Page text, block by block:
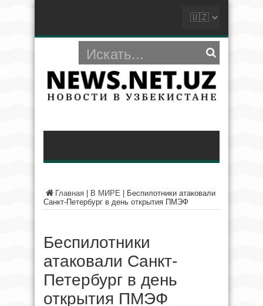
Главная В МИРЕ
Беспилотники атаковали
Санкт-Петербург в день открытия ПМЭФ
Беспилотники
атаковали Санкт-
Петербург в день
открытия ПМЭФ